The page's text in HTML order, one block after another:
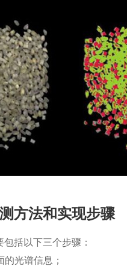
方法和实现步骤
括以下三个步骤：
光谱信息；